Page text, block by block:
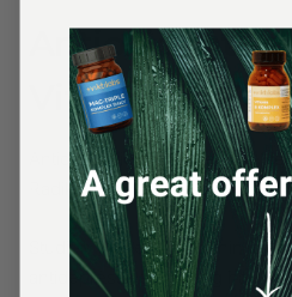
Vitamin E,
Antioxidantien schützen die
Radikalen.
Studien weisen darauf hin,
antidepressive Wirkung hat.